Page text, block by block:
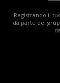
Registrando il
da parte del